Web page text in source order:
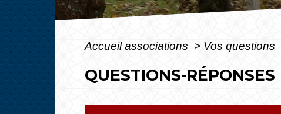
Accueil associations > Vos questions
QUESTIONS-RÉPONSES